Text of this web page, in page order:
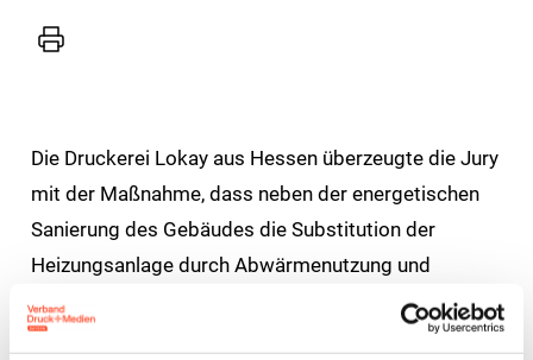
Drucker
Die Druckerei Lokay aus Hessen überzeugte die Jury
mit der Maßnahme, dass neben der energetischen
Sanierung des Gebäudes die Substitution der
Heizungsanlage durch Abwärmenutzung und
Wärmerückgewinnung von den
Produktionsmaschinen erfolgt. Der ehemals größte